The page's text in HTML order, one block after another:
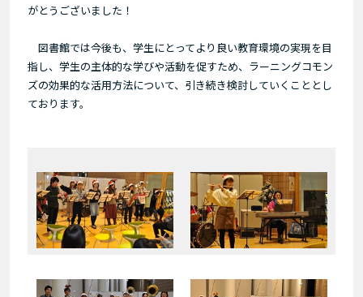
がとうございました！
図書館では今後も、学生にとってより良い教育環境の実現を目
指し、学生の主体的な学びや活動を促すため、ラーニングコモン
ズの効果的な活用方法について、引き続き検討していくこととし
ております。